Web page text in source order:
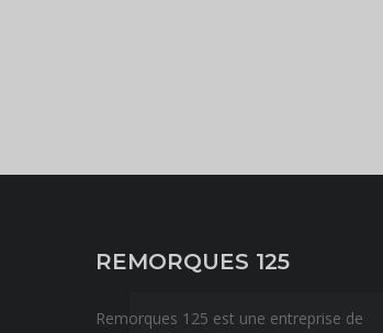
REMORQUES 125
Remorques 125 est une entreprise de